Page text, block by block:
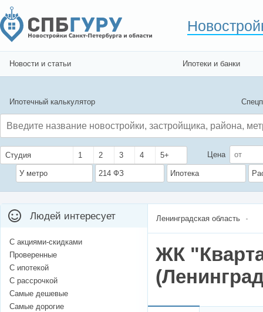
Новости и статьи Ипотеки и банки
Ипотечный калькулятор
Студия 1 2 3 4 5+ Цена
У метро 214 ФЗ Ипотека
Ленинградская область
ЖК
Людей интересует
С акциями-скидками
Проверенные
С ипотекой
С рассрочкой
Самые дешевые
Самые дорогие